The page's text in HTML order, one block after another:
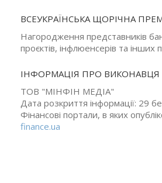
ВСЕУКРАЇНСЬКА ЩОРІЧНА
Нагородження представників
проєктів, інфлюенсерів та інших
ІНФОРМАЦІЯ ПРО ВИКОНАВЦЯ
ТОВ "МІНФІН МЕДІА"
Дата розкриття інформації: 29
Фінансові портали, в яких
finance.ua